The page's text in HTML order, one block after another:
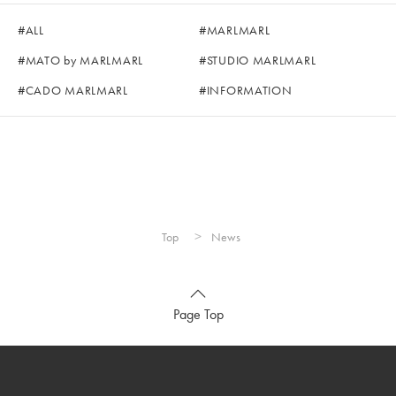
ALL
MARLMARL
MATO by MARLMARL
STUDIO MARLMARL
CADO MARLMARL
INFORMATION
Top News
Page Top